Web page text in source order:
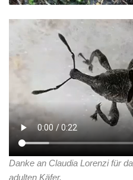
Danke an Claudia Lorenzi für
adulten Käfer.